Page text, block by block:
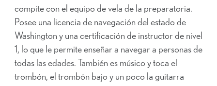
compite con el equipo de vela de la preparatoria.
Posee una licencia de navegación del estado de
Washington y una certificación de instructor de nivel
1, lo que le permite enseñar a navegar a personas de
todas las edades. También es músico y toca el
trombón, el trombón bajo y un poco la guitarra